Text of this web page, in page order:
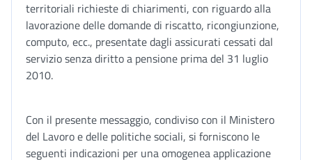
territoriali richieste di chiarimenti, con riguardo alla
lavorazione delle domande di riscatto, ricongiunzione,
computo, ecc., presentate dagli assicurati cessati dal
servizio senza diritto a pensione prima del 31 luglio
2010.
Con il presente messaggio, condiviso con il Ministero
del Lavoro e delle politiche sociali, si forniscono le
seguenti indicazioni per una omogenea applicazione